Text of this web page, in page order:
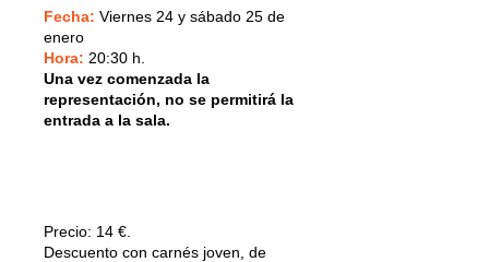
Fecha: Viernes 24 y sábado 25 de
enero
Hora: 20:30 h.
Una vez comenzada la
representación, no se permitirá la
entrada a la sala.
Precio: 14 €.
Descuento con carnés joven, de